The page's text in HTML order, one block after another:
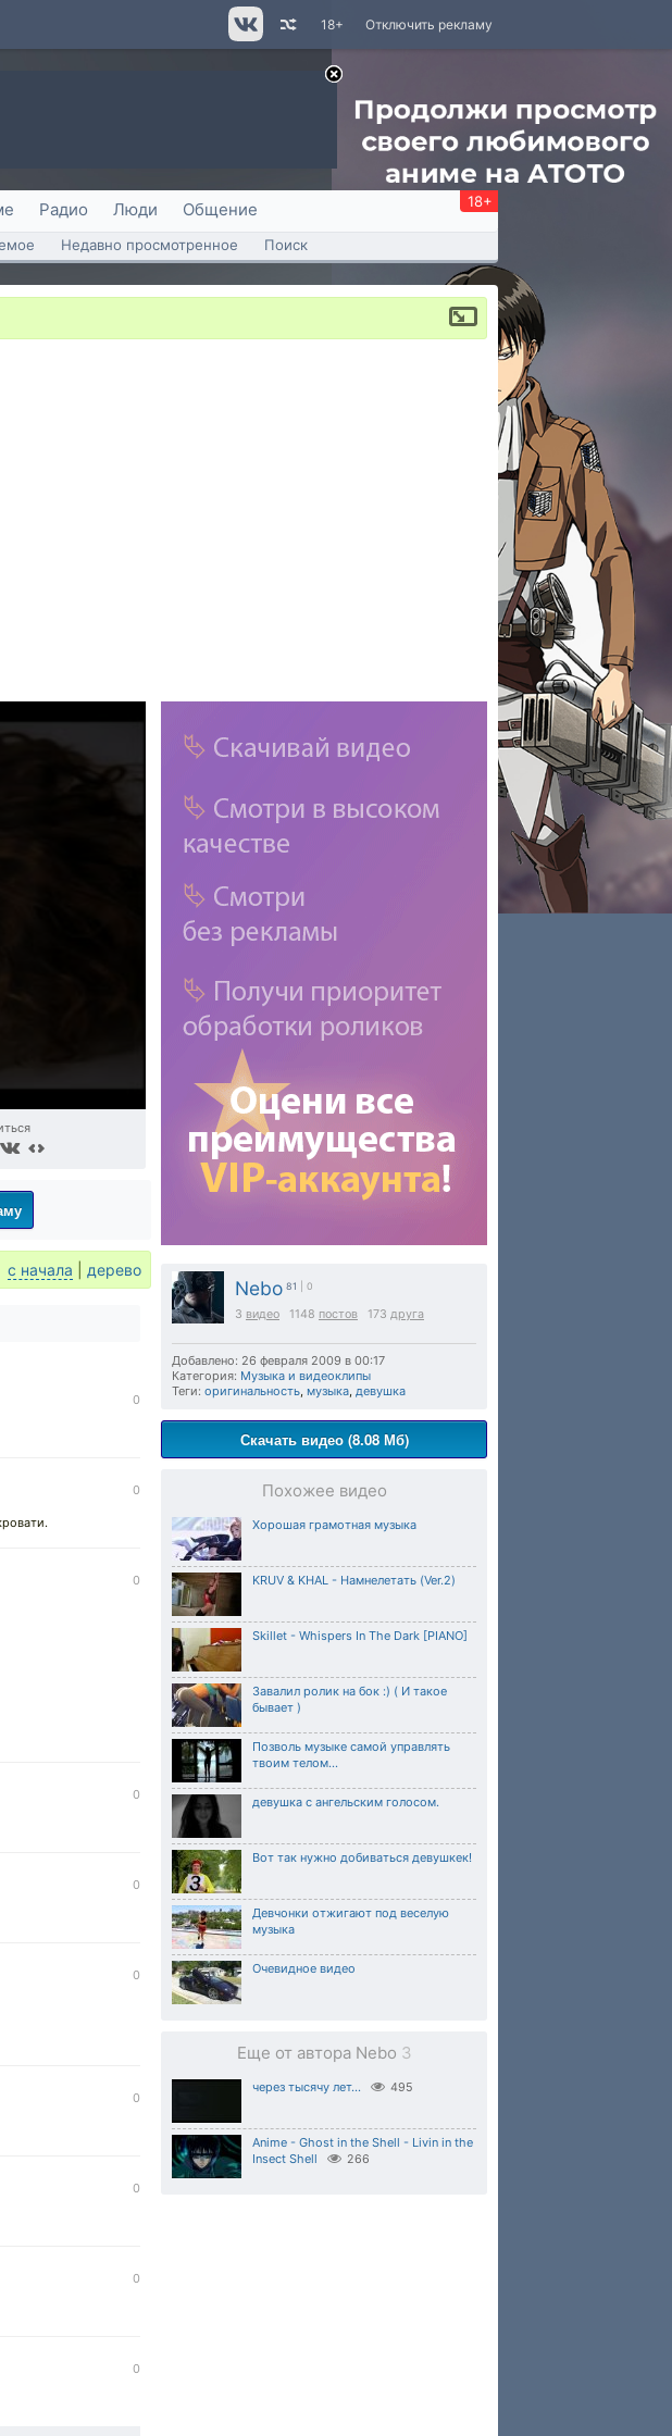
Отключить рекламу
18+
Радио Люди Общение 18+
Недавно просмотренное Поиск
Nebo 81 | 0
3 видео 1148 постов 173 друга
Добавлено: 26 февраля 2009 в 00:17
Категория: Музыка и видеоклипы
Теги: оригинальность, музыка, девушка
Скачать видео (8.08 Мб)
Похожее видео
Хорошая грамотная музыка
KRUV & KHAL - Намнелетать (Ver.2)
Skillet - Whispers In The Dark [PIANO]
Завалил ролик на бок :) ( И такое
бывает )
Позволь музыке самой управлять
твоим телом...
девушка с ангельским голосом.
Вот так нужно добиваться девушкек!
Девчонки отжигают под веселую
музыка
Очевидное видео
Еще от автора Nebo 3
через тысячу лет... 495
Anime - Ghost in the Shell - Livin in the
Insect Shell
266
с начала дерево
0
0
0
0
0
0
0
0
0
0